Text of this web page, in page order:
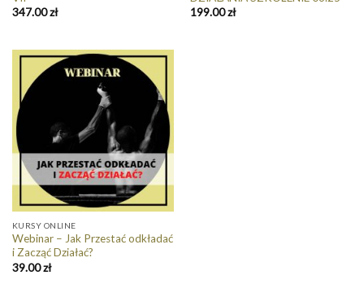
347.00zł
199.00zł
KURSY ONLINE
Webinar – Jak Przestać odkładać
i Zacząć Działać?
39.00zł